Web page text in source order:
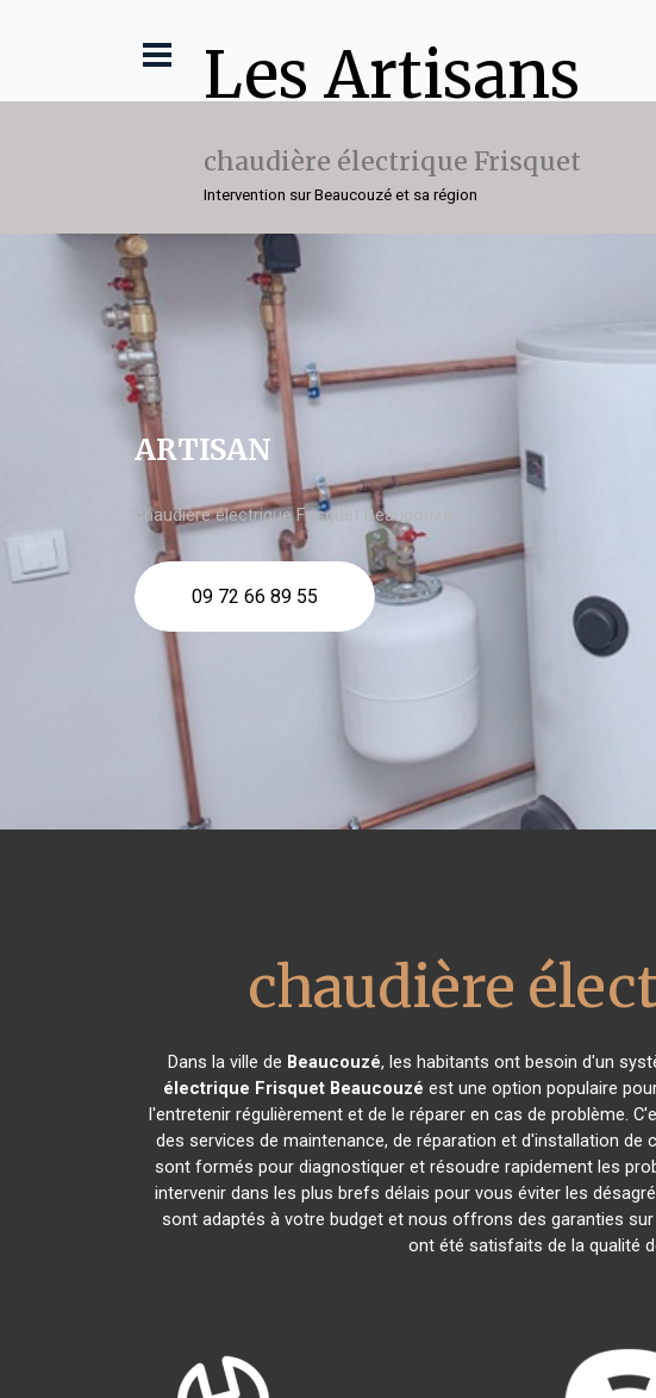
Les Artisans
chaudière électrique Frisquet
Intervention sur Beaucouzé et sa région
ARTISAN
chaudière électrique Frisquet Beaucouzé
09 72 66 89 55
chaudière
Dans la ville de Beaucouzé, les habitants ont besoin d'un
électrique Frisquet Beaucouzé est une option populaire
l'entretenir régulièrement et de le réparer en cas de problème.
des services de maintenance, de réparation et d'installation de
sont formés pour diagnostiquer et résoudre rapidement les
intervenir dans les plus brefs délais pour vous éviter les
sont adaptés à votre budget et nous offrons des garanties
ont été satisfaits de la qualité